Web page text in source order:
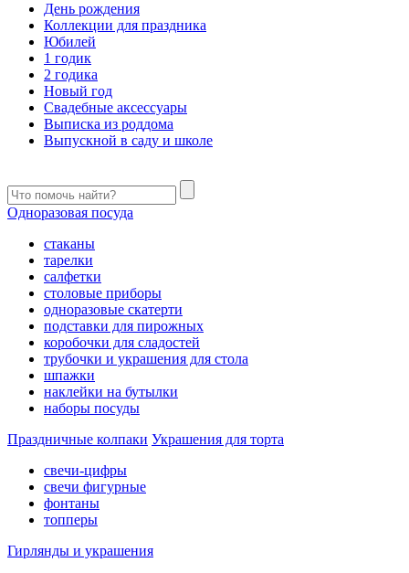
День рождения
Коллекции для праздника
Юбилей
1 годик
2 годика
Новый год
Свадебные аксессуары
Выписка из роддома
Выпускной в саду и школе
Одноразовая посуда
стаканы
тарелки
салфетки
столовые приборы
одноразовые скатерти
подставки для пирожных
коробочки для сладостей
трубочки и украшения для стола
шпажки
наклейки на бутылки
наборы посуды
Праздничные колпаки Украшения для торта
свечи-цифры
свечи фигурные
фонтаны
топперы
Гирлянды и украшения